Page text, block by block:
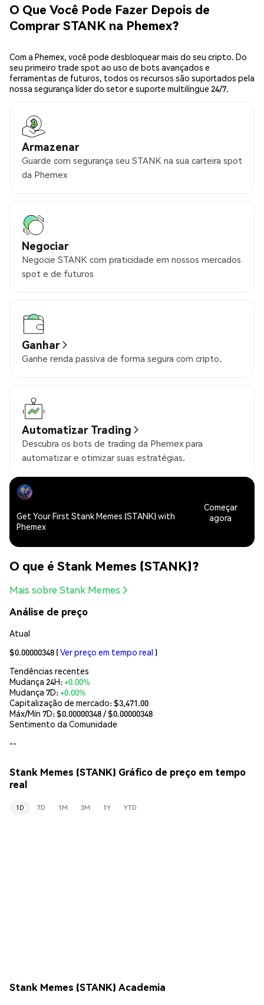
O Que Você Pode Fazer Depois de
Comprar STANK na Phemex?
Com a Phemex, você pode desbloquear mais do seu cripto. Do
seu primeiro trade spot ao uso de bots avançados e
ferramentas de futuros, todos os recursos são suportados pela
nossa segurança líder do setor e suporte multilíngue 24/7.
Armazenar
Guarde com segurança seu STANK na sua carteira spot
da Phemex
Negociar
Negocie STANK com praticidade em nossos mercados
spot e de futuros
Ganhar
Ganhe renda passiva de forma segura com cripto.
Automatizar Trading
Descubra os bots de trading da Phemex para
automatizar e otimizar suas estratégias.
Get Your First Stank Memes (STANK) with
Phemex
Começar
agora
O que é Stank Memes (STANK)?
Mais sobre Stank Memes
Análise de preço
Atual
$0.00000348 (Ver preço em tempo real )
Tendências recentes
Mudança 24H:+0.00%
Mudança 7D:+0.00%
Capitalização de mercado:$3,471.00
Máx/Mín 7D: $0.00000348/ $0.00000348
Sentimento da Comunidade
--
Stank Memes (STANK) Gráfico de preço em tempo
real
1D 7D 1M 3M 1Y YTD
Stank Memes (STANK) Academia